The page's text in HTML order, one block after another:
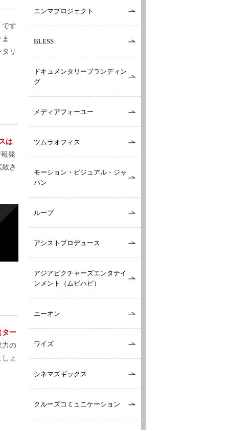
です
リ
は
発
さ
ター
力の
ょ
エンマプロジェクト
BLESS
ドキュメンタリーブランディン
グ
メディアフォーユー
ツムラオフィス
モーション・ビジュアル・ジャ
パン
ループ
アシストプロデュース
アジアピクチャーズエンタテイ
ンメント（ムビハピ）
エーオン
ワイズ
シネマズギックス
クルーズコミュニケーション